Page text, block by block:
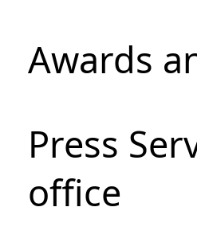
Awards
Press
office